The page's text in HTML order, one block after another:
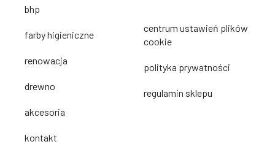
bhp
farby higieniczne
renowacja
drewno
akcesoria
kontakt
centrum ustawień plików
cookie
polityka prywatności
regulamin sklepu